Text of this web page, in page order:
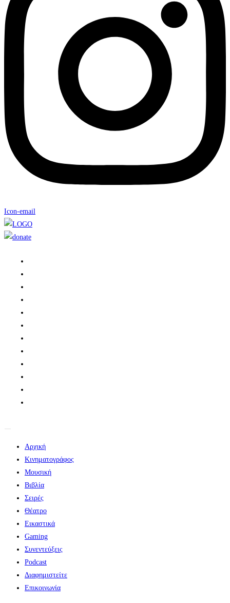
Icon-email
Αρχική
Κινηματογράφος
Μουσική
Βιβλία
Σειρές
Θέατρο
Εικαστικά
Gaming
Συνεντεύξεις
Podcast
Διαφημιστείτε
Επικοινωνία